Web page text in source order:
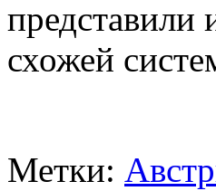
схожей
Метки: